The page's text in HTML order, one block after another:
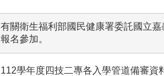
有關衛生福利部國民健康署委託國立
報名參加。
112學年度四技二專各入學管道備審資